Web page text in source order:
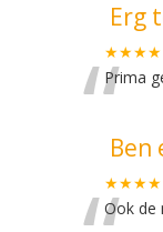
Erg
“Prima
Ben
Ook de